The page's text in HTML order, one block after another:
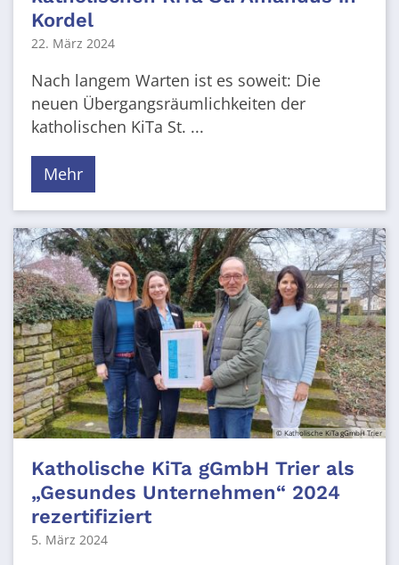
Kordel
22. März 2024
Nach langem Warten ist es soweit: Die
neuen Übergangsräumlichkeiten der
katholischen KiTa St. ...
Mehr
© Katholische KiTa gGmbH Trier
Katholische KiTa gGmbH Trier als
„Gesundes Unternehmen“ 2024
rezertifiziert
5. März 2024